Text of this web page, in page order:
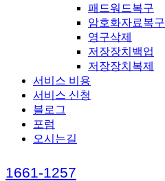
패드워드복구
암호화자료복구
영구삭제
저장장치백업
저장장치복제
서비스 비용
서비스 신청
블로그
포럼
오시는길
Call
1661-1257